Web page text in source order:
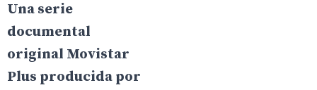
Una serie
documental
original Movistar
Plus producida por